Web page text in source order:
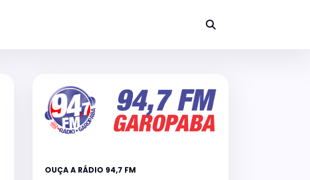
OUÇA A RÁDIO 94,7 FM